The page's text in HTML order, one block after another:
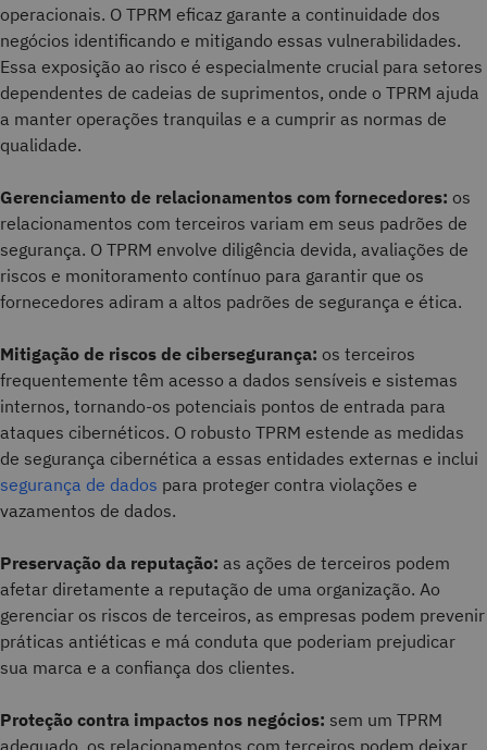
operacionais. O TPRM eficaz garante a continuidade dos
negócios identificando e mitigando essas vulnerabilidades.
Essa exposição ao risco é especialmente crucial para setores
dependentes de cadeias de suprimentos, onde o TPRM ajuda
a manter operações tranquilas e a cumprir as normas de
qualidade.
Gerenciamento de relacionamentos com fornecedores: os
relacionamentos com terceiros variam em seus padrões de
segurança. O TPRM envolve diligência devida, avaliações de
riscos e monitoramento contínuo para garantir que os
fornecedores adiram a altos padrões de segurança e ética.
Mitigação de riscos de cibersegurança: os terceiros
frequentemente têm acesso a dados sensíveis e sistemas
internos, tornando-os potenciais pontos de entrada para
ataques cibernéticos. O robusto TPRM estende as medidas
de segurança cibernética a essas entidades externas e inclui
segurança de dados para proteger contra violações e
vazamentos de dados.
Preservação da reputação: as ações de terceiros podem
afetar diretamente a reputação de uma organização. Ao
gerenciar os riscos de terceiros, as empresas podem prevenir
práticas antiéticas e má conduta que poderiam prejudicar
sua marca e a confiança dos clientes.
Proteção contra impactos nos negócios: sem um TPRM
adequado, os relacionamentos com terceiros podem deixar